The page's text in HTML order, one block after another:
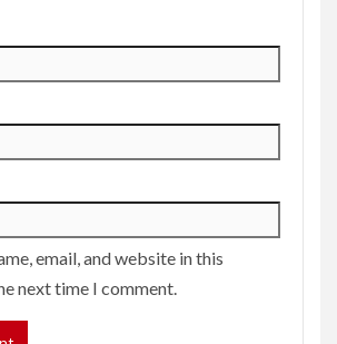
email, and website in this
next time I comment.